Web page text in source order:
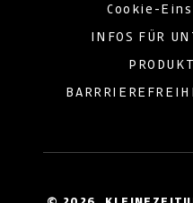
Cookie-
INFOS FÜR